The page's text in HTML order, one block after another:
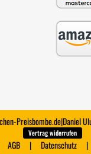
Preisbombe.de|Daniel
Vertrag widerrufen
AGB Datenschutz